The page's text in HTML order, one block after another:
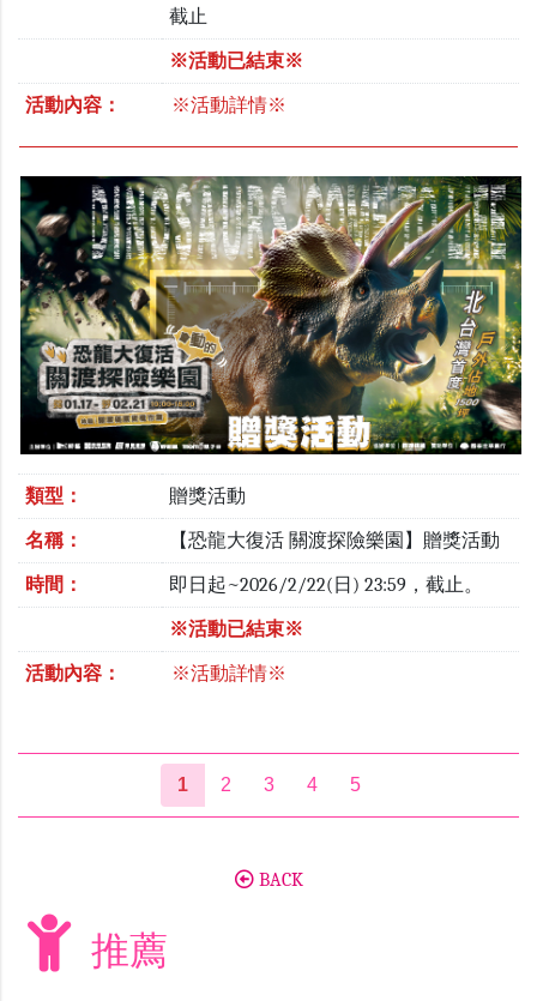
截止
※活動已結束※
活動內容： ※活動詳情※
類型： 贈獎活動
名稱： 【恐龍大復活 關渡探險樂園】贈獎活動
時間： 即日起~2026/2/22(日) 23:59，截止。
※活動已結束※
活動內容： ※活動詳情※
1 2 3 4 5
BACK
推薦